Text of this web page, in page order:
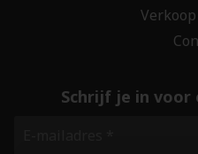
Schrijf je in voor